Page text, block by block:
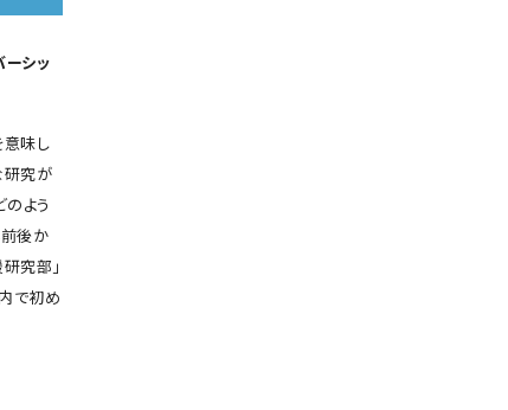
ーシッ
意味し
研究が
のよう
前後か
究部」
で初め